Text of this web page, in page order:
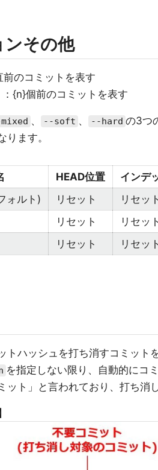
ンその他
前のコミットを表す
：{n}個前のコミットを表す
、 --soft 、 --hard の3つ
ります。
HEAD位置 インデ
ォルト)
リセット リセット
リセット リセッ
リセット リセット
トハッシュを打ち消すコミット
を指定しない限り、自動的にコ
ット」と言われており、打ち消